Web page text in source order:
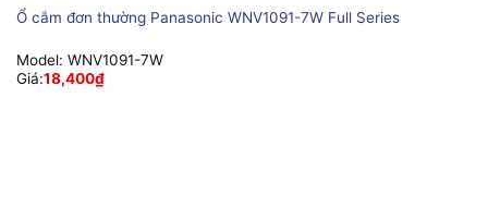
Ổ cắm đơn thường Panasonic WNV1091-7W Full Series
Model: WNV1091-7W
Giá:18,400₫